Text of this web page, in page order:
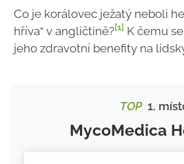
Co je korálovec ježatý neboli
hříva“ v angličtině?[1] K čemu
jeho zdravotní benefity na
TOP1.
MycoMedica